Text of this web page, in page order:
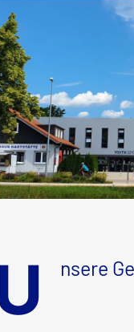
nsere